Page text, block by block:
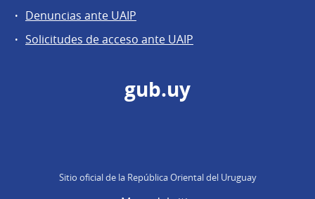
Denuncias ante UAIP
Solicitudes de acceso ante UAIP
gub.uy
Sitio oficial de la República Oriental del Uruguay